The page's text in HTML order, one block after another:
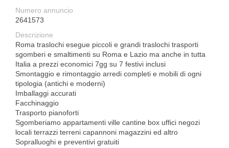
Numero annuncio
2641573
Descrizione
Roma traslochi esegue piccoli e grandi traslochi trasporti
sgomberi e smaltimenti su Roma e Lazio ma anche in tutta
Italia a prezzi economici 7gg su 7 festivi inclusi
Smontaggio e rimontaggio arredi completi e mobili di ogni
tipologia (antichi e moderni)
Imballaggi accurati
Facchinaggio
Trasporto pianoforti
Sgomberiamo appartamenti ville cantine box uffici negozi
locali terrazzi terreni capannoni magazzini ed altro
Sopralluoghi e preventivi gratuiti